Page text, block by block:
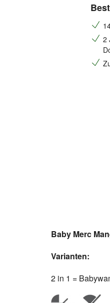
2
Baby Merc
Varianten:
2 in 1 =